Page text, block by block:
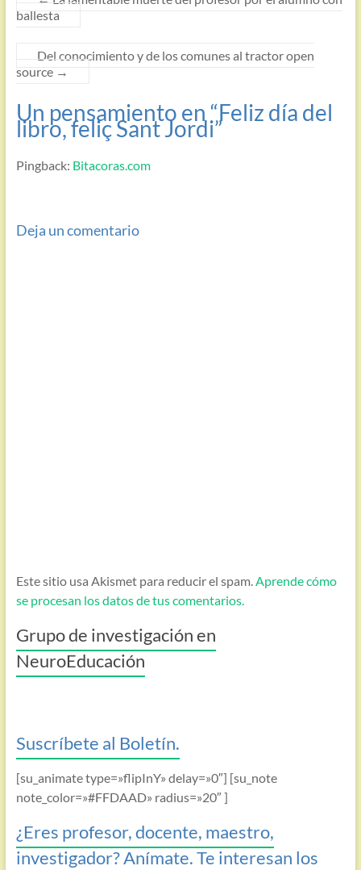
ballesta
Del conocimiento y de los comunes al tractor open
source →
Un pensamiento en “Feliz día del
libro, feliç Sant Jordi”
Pingback: Bitacoras.com
Deja un comentario
Este sitio usa Akismet para reducir el spam.Aprende cómo
se procesan los datos de tus comentarios.
Grupo de investigación en
NeuroEducación
Suscríbete al Boletín.
[su_animate type=»flipInY» delay=»0″] [su_note
note_color=»#FFDAAD» radius=»20″ ]
¿Eres profesor, docente, maestro,
investigador? Anímate. Te interesan los